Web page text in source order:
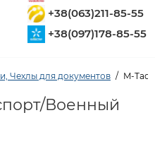
+38(063)211-85-55
+38(097)178-85-55
Чехлы для документов M-Tac
Военный